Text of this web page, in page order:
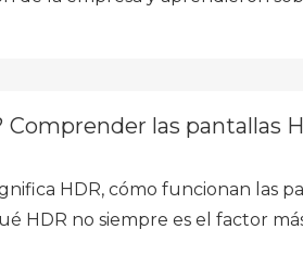
Comprender las pantallas
HDR, cómo funcionan las
HDR no siempre es el factor